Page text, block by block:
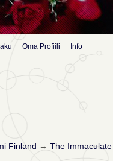
Oma Profiili Info
Finland → The